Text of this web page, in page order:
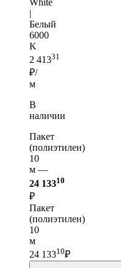
|
Белый
6000
K
2 41331
₽/
м
В
наличии
Пакет
(полиэтилен)
10
м —
24 13310
₽
Пакет
(полиэтилен)
10
м
24 13310₽